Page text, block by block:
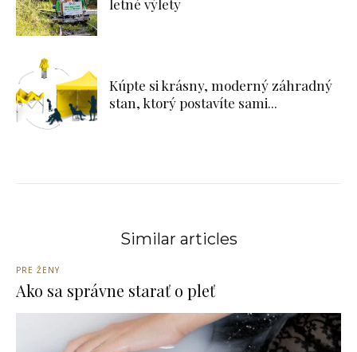
letné výlety
Kúpte si krásny, moderný záhradný
stan, ktorý postavíte sami...
Similar articles
PRE ŽENY
Ako sa správne starať o pleť